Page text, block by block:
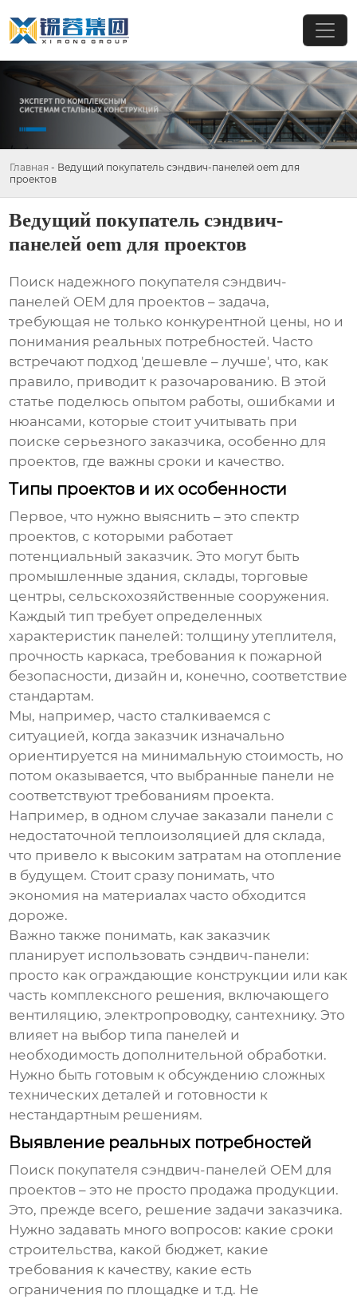
Главная - Ведущий покупатель сэндвич-панелей oem для
проектов
Ведущий покупатель сэндвич-
панелей oem для проектов
Поиск надежного покупателя сэндвич-
панелей OEM для проектов – задача,
требующая не только конкурентной цены, но и
понимания реальных потребностей. Часто
встречают подход 'дешевле – лучше', что, как
правило, приводит к разочарованию. В этой
статье поделюсь опытом работы, ошибками и
нюансами, которые стоит учитывать при
поиске серьезного заказчика, особенно для
проектов, где важны сроки и качество.
Типы проектов и их особенности
Первое, что нужно выяснить – это спектр
проектов, с которыми работает
потенциальный заказчик. Это могут быть
промышленные здания, склады, торговые
центры, сельскохозяйственные сооружения.
Каждый тип требует определенных
характеристик панелей: толщину утеплителя,
прочность каркаса, требования к пожарной
безопасности, дизайн и, конечно, соответствие
стандартам.
Мы, например, часто сталкиваемся с
ситуацией, когда заказчик изначально
ориентируется на минимальную стоимость, но
потом оказывается, что выбранные панели не
соответствуют требованиям проекта.
Например, в одном случае заказали панели с
недостаточной теплоизоляцией для склада,
что привело к высоким затратам на отопление
в будущем. Стоит сразу понимать, что
экономия на материалах часто обходится
дороже.
Важно также понимать, как заказчик
планирует использовать сэндвич-панели:
просто как ограждающие конструкции или как
часть комплексного решения, включающего
вентиляцию, электропроводку, сантехнику. Это
влияет на выбор типа панелей и
необходимость дополнительной обработки.
Нужно быть готовым к обсуждению сложных
технических деталей и готовности к
нестандартным решениям.
Выявление реальных потребностей
Поиск покупателя сэндвич-панелей OEM для
проектов – это не просто продажа продукции.
Это, прежде всего, решение задачи заказчика.
Нужно задавать много вопросов: какие сроки
строительства, какой бюджет, какие
требования к качеству, какие есть
ограничения по площадке и т.д. Не